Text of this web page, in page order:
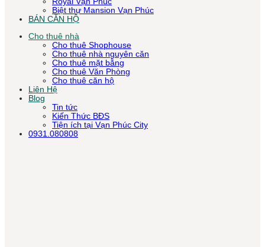
Biệt thự Mansion Vạn Phúc
BÁN CĂN HỘ
Cho thuê nhà
Cho thuê Shophouse
Cho thuê nhà nguyên căn
Cho thuê mặt bằng
Cho thuê Văn Phòng
Cho thuê căn hộ
Liên Hệ
Blog
Tin tức
Kiến Thức BĐS
Tiện ích tại Vạn Phúc City
0931.080808